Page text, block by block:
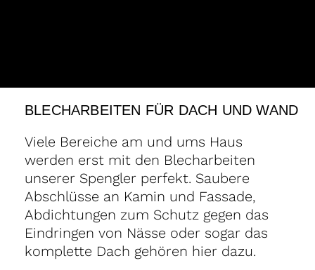
BLECHARBEITEN FÜR DACH UND WAND
Viele Bereiche am und ums Haus
werden erst mit den Blecharbeiten
unserer Spengler perfekt. Saubere
Abschlüsse an Kamin und Fassade,
Abdichtungen zum Schutz gegen das
Eindringen von Nässe oder sogar das
komplette Dach gehören hier dazu.